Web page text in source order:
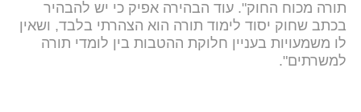
תורה מכוח החוק". עוד הבהירה אפיק כי יש להבהיר
בכתב שחוק יסוד לימוד תורה הוא הצהרתי בלבד, ושאין
לו משמעויות בעניין חלוקת ההטבות בין לומדי תורה
למשרתים".